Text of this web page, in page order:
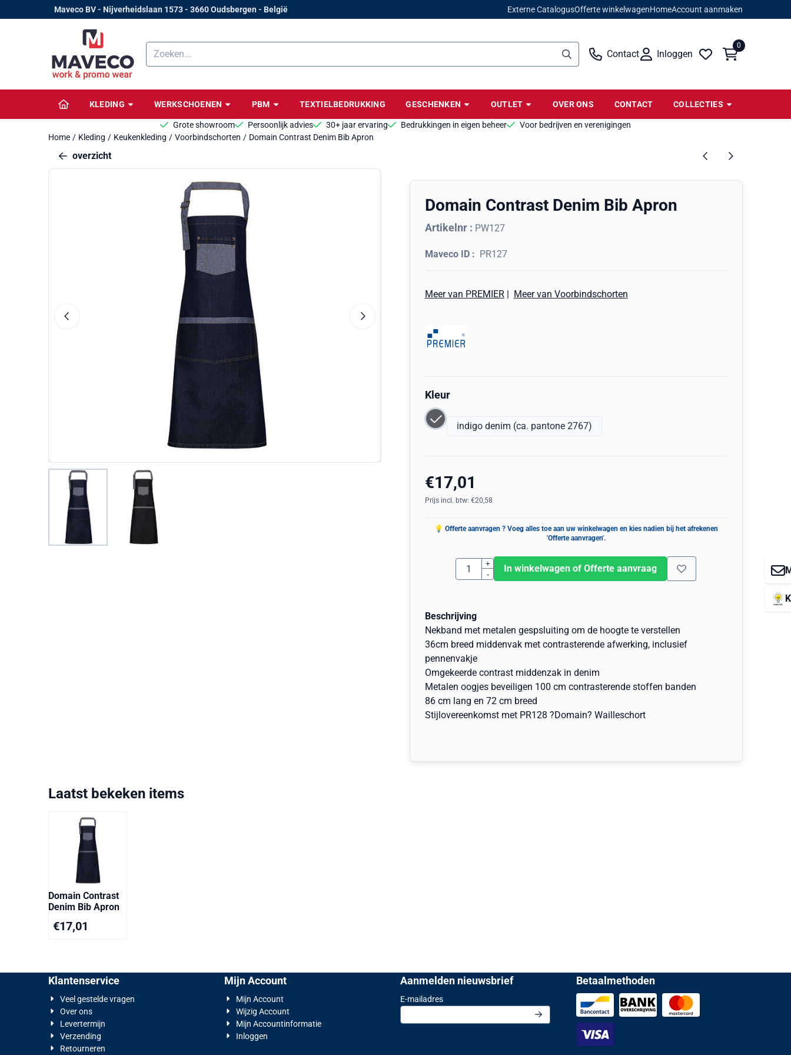
Cookievoorkeuren zijn beschikbaar. Kies instellingen of sta alle cookies toe.
Maveco BV - Nijverheidslaan 1573 - 3660 Oudsbergen - België Externe CatalogusOfferte winkelwagenHomeAccount aanmaken
Zoeken
Contact Inloggen
0
KLEDING WERKSCHOENEN PBM TEXTIELBEDRUKKING GESCHENKEN OUTLET OVER ONS CONTACT COLLECTIES
Grote showroom Persoonlijk advies 30+ jaar ervaring Bedrukkingen in eigen beheer
Voor bedrijven en verenigingen
Home / Kleding / Keukenkleding / Voorbindschorten / Domain Contrast Denim Bib Apron
overzicht
Domain Contrast Denim Bib Apron
Artikelnr : PW127
Maak een keuze voor
Kleur
indigo denim (ca. pantone 2767)
€17,01
Prijs incl. btw: €20,58
Aantal
+
-
In winkelwagen of Offerte aanvraag
PR127
Beschrijving
Nekband met metalen gespsluiting om de hoogte te verstellen
36cm breed middenvak met contrasterende afwerking, inclusief
pennenvakje
Omgekeerde contrast middenzak in denim
Metalen oogjes beveiligen 100 cm contrasterende stoffen banden
86 cm lang en 72 cm breed
Stijlovereenkomst met PR128 ?Domain? Wailleschort
Meer van PREMIER| Meer van Voorbindschorten
Laatst bekeken items
Domain Contrast
Denim Bib Apron
€17,01
Klantenservice
Veel gestelde vragen
Over ons
Levertermijn
Verzending
Retourneren
Mijn Account
Mijn Account
Wijzig Account
Mijn Accountinformatie
Inloggen
Aanmelden nieuwsbrief
E-mailadresVul je e-mailadres in voor de nieuwsbrief
Betaalmethoden